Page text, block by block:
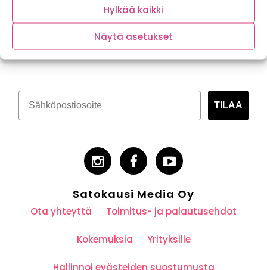
Hylkää kaikki
Näytä asetukset
Tilaa kasvispitoinen uutiskirje
TILAA
Satokausi Media Oy
Ota yhteyttä Toimitus- ja palautusehdot
Kokemuksia Yrityksille
Hallinnoi evästeiden suostumusta